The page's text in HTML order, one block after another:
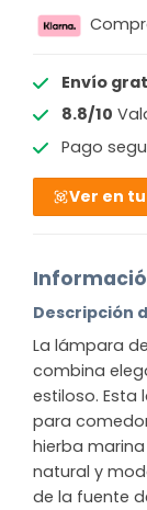
Envío
8.8/10
Pago
Ver en
Descripción
La lámpara
combina
estiloso. Esta
para
hierba
natural y
de la fuente